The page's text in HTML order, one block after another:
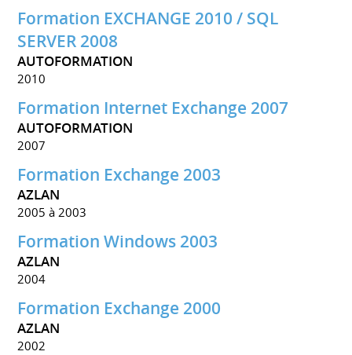
Formation EXCHANGE 2010 / SQL
SERVER 2008
AUTOFORMATION
2010
Formation Internet Exchange 2007
AUTOFORMATION
2007
Formation Exchange 2003
AZLAN
2005 à 2003
Formation Windows 2003
AZLAN
2004
Formation Exchange 2000
AZLAN
2002